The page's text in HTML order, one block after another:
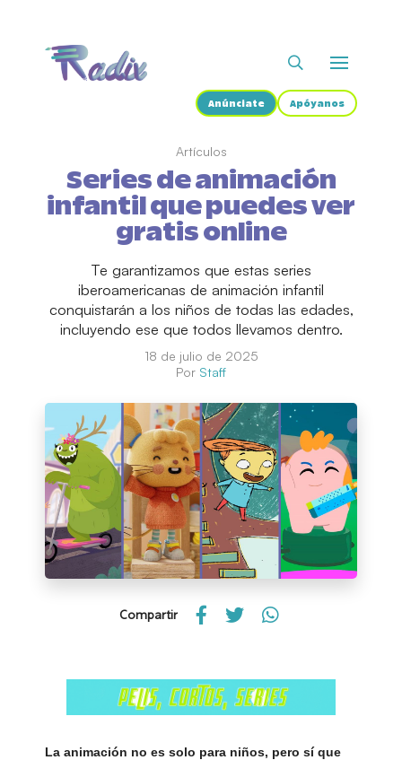
Anúnciate Apóyanos
Artículos
Series de animación
infantil que puedes ver
gratis online
Te garantizamos que estas series
iberoamericanas de animación infantil
conquistarán a los niños de todas las edades,
incluyendo ese que todos llevamos dentro.
18 de julio de 2025
Por Staff
Compartir
La animación no es solo para niños, pero sí que